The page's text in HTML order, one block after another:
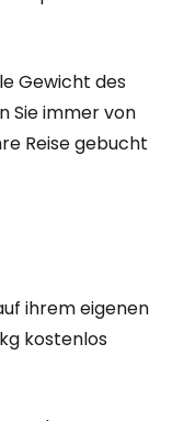
Gewicht des
Sie immer von
Reise gebucht
ihrem eigenen
kostenlos